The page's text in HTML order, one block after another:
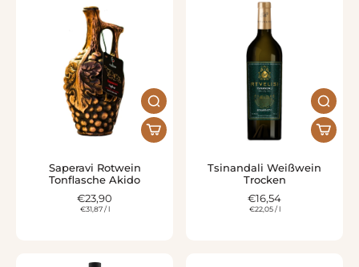
Saperavi Rotwein
Tonflasche Akido
€23,90
€31,87/ l
Tsinandali Weißwein
Trocken
€16,54
€22,05/ l